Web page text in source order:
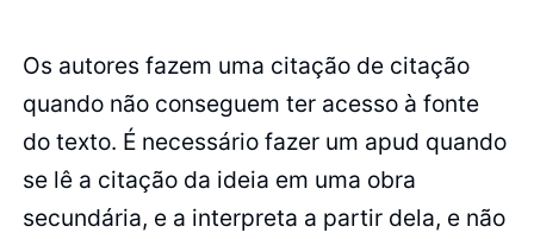
Os autores fazem uma citação de citação
quando não conseguem ter acesso à fonte
do texto. É necessário fazer um apud quando
se lê a citação da ideia em uma obra
secundária, e a interpreta a partir dela, e não